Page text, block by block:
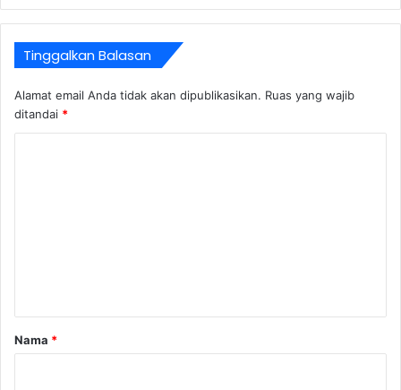
Tinggalkan Balasan
Alamat email Anda tidak akan dipublikasikan. Ruas yang wajib
ditandai *
r
Nama *